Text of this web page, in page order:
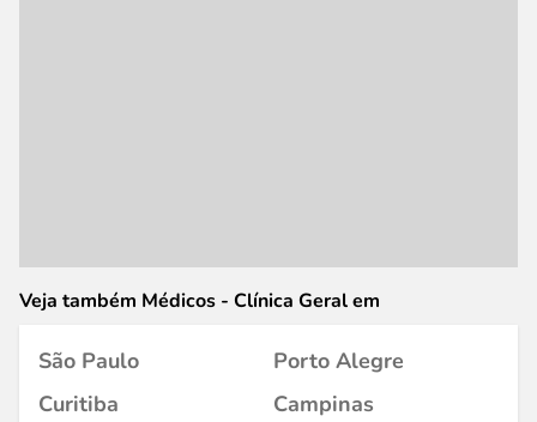
Veja também Médicos - Clínica Geral em
São Paulo
Porto Alegre
Curitiba
Campinas